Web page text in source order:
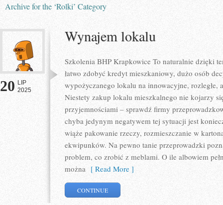
Archive for the ‘Rolki’ Category
20 LIP
2025
Wynajem lokalu
Szkolenia BHP Krapkowice To naturalnie dzięki
łatwo zdobyć kredyt mieszkaniowy, dużo osób
wypożyczanego lokalu na innowacyjne, rozległe,
Niestety zakup lokalu mieszkalnego nie kojarzy
przyjemnościami – sprawdź firmy
chyba jedynym negatywem tej sytuacji jest
wiąże pakowanie rzeczy, rozmieszczanie w
ekwipunków. Na pewno tanie przeprowadzki
problem, co zrobić z meblami. O ile albowiem
można [ Read More ]
CONTINUE